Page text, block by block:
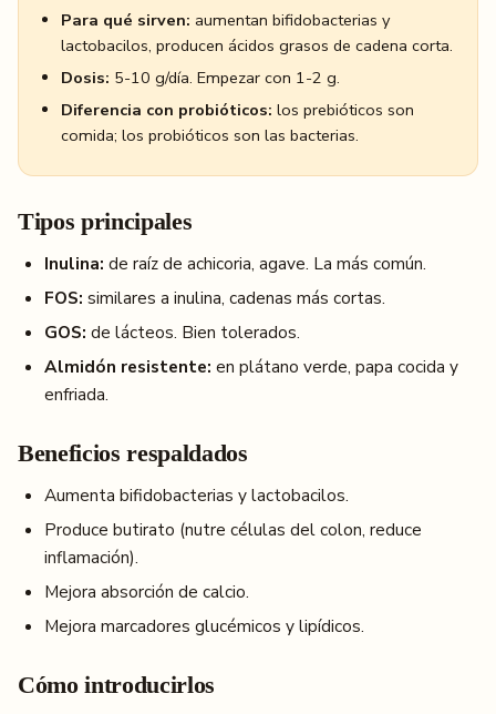
Para qué sirven: aumentan bifidobacterias y
lactobacilos, producen ácidos grasos de cadena corta.
Dosis: 5-10 g/día. Empezar con 1-2 g.
Diferencia con probióticos: los prebióticos son
comida; los probióticos son las bacterias.
Tipos principales
Inulina: de raíz de achicoria, agave. La más común.
FOS: similares a inulina, cadenas más cortas.
GOS: de lácteos. Bien tolerados.
Almidón resistente: en plátano verde, papa cocida y
enfriada.
Beneficios respaldados
Aumenta bifidobacterias y lactobacilos.
Produce butirato (nutre células del colon, reduce
inflamación).
Mejora absorción de calcio.
Mejora marcadores glucémicos y lipídicos.
Cómo introducirlos